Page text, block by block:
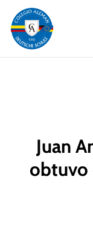
main
content
Juan
obtuvo